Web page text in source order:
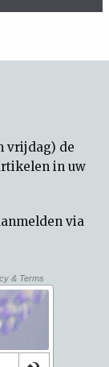
vrijdag) de
in uw
via